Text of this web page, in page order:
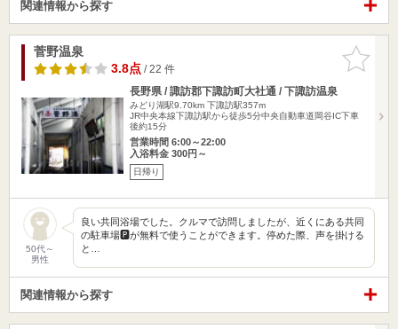
関連情報から探す
お気に入
りに追加
菅野温泉
3.8点/ 22 件
長野県 / 諏訪郡下諏訪町大社通 / 下諏訪温泉
みどり湖駅9.70km 下諏訪駅357m
JR中央本線下諏訪駅から徒歩5分中央自動車道岡谷IC下車
後約15分
営業時間 6:00～22:00
入浴料金 300円～
日帰り
50代～
男性
良い共同浴場でした。クルマで訪問しましたが、近くにある共同
の駐車場🅿️が無料で使うことができます。停めた際、声を掛ける
と…
関連情報から探す